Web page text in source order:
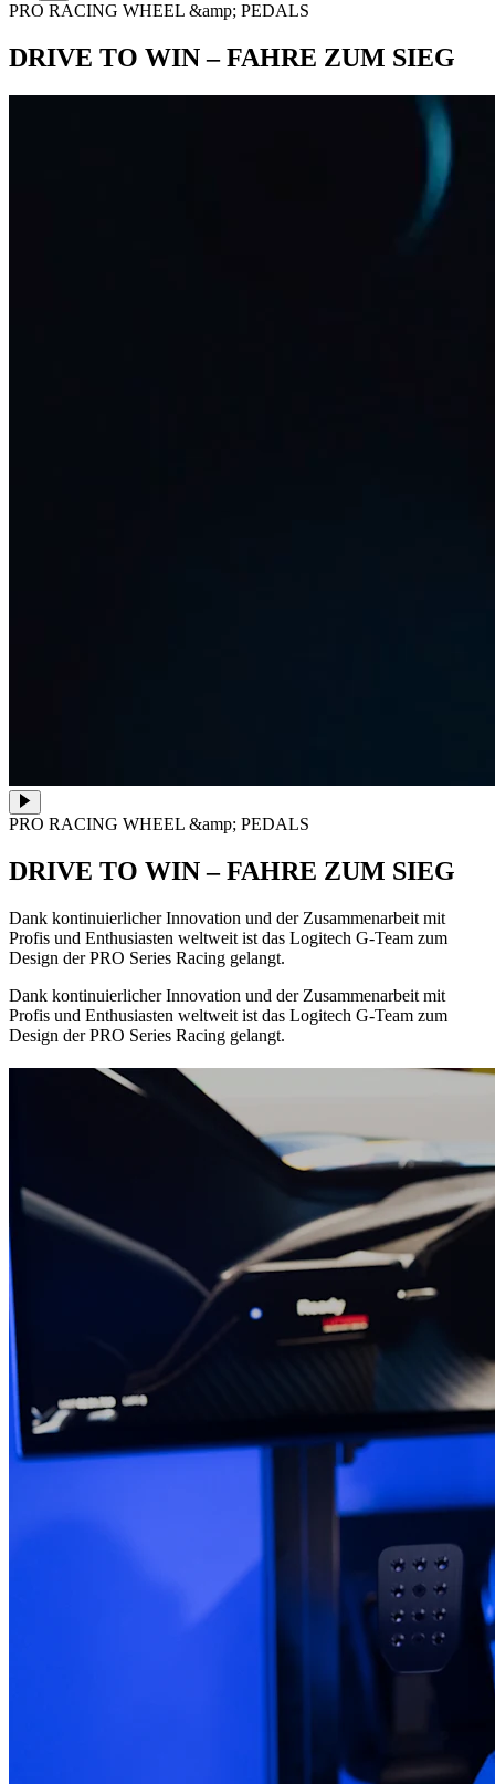
PRO RACING WHEEL &amp; PEDALS
DRIVE TO WIN – FAHRE ZUM SIEG
PRO RACING WHEEL &amp; PEDALS
DRIVE TO WIN – FAHRE ZUM SIEG
Dank kontinuierlicher Innovation und der Zusammenarbeit mit
Profis und Enthusiasten weltweit ist das Logitech G-Team zum
Design der PRO Series Racing gelangt.
Dank kontinuierlicher Innovation und der Zusammenarbeit mit
Profis und Enthusiasten weltweit ist das Logitech G-Team zum
Design der PRO Series Racing gelangt.